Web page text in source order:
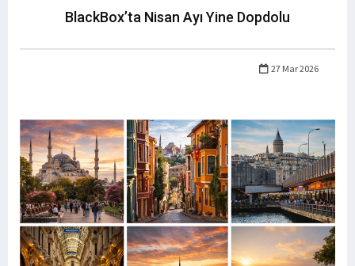
BlackBox’ta Nisan Ayı Yine Dopdolu
27 Mar 2026